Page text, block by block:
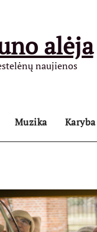
alėja
naujienos
Muzika Karyba